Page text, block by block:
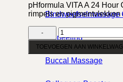
Bindweefselmassage
Biopeeling
Buccal Massage
pHformula VITA A 24
rimpels en
pHformula
VITA
A
24
Hour
TOEVOEGEN AAN